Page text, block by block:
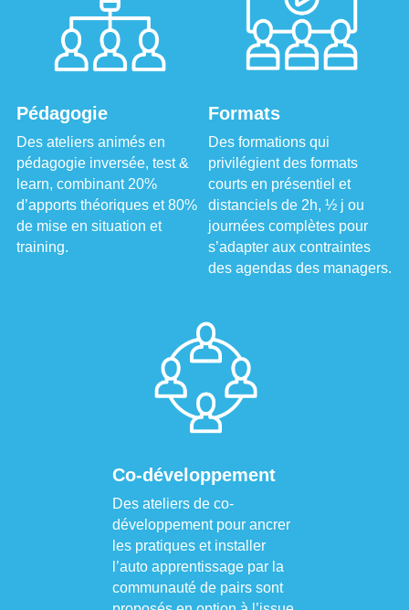
Pédagogie
Des ateliers animés en
pédagogie inversée, test &
learn, combinant 20%
d’apports théoriques et 80%
de mise en situation et
training.
Formats
Des formations qui
privilégient des formats
courts en présentiel et
distanciels de 2h, ½ j ou
journées complètes pour
s’adapter aux contraintes
des agendas des managers.
Co-développement
Des ateliers de co-
développement pour ancrer
les pratiques et installer
l’auto apprentissage par la
communauté de pairs sont